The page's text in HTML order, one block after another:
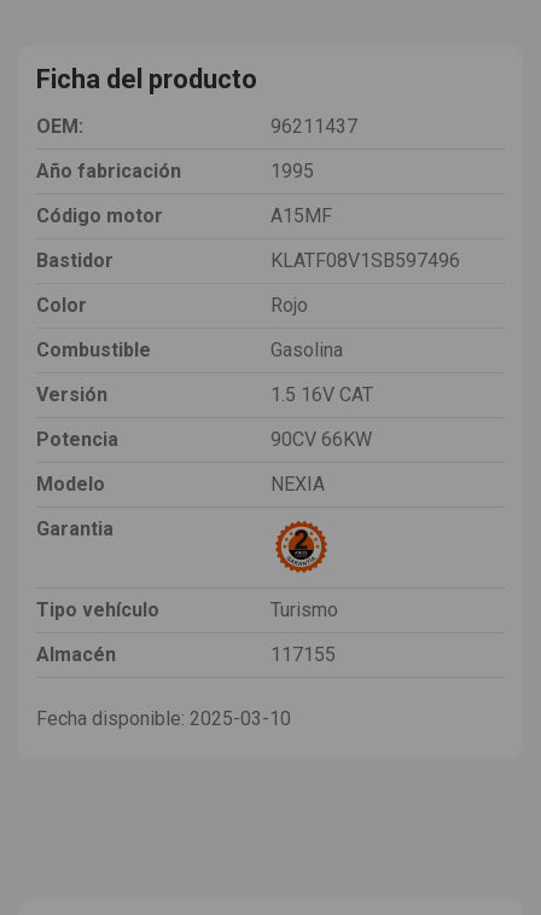
Ficha del producto
OEM:
96211437
Año fabricación
1995
Código motor
A15MF
Bastidor
KLATF08V1SB597496
Color
Rojo
Combustible
Gasolina
Versión
1.5 16V CAT
Potencia
90CV 66KW
Modelo
NEXIA
Garantia
Tipo vehículo
Turismo
Almacén
117155
Fecha disponible: 2025-03-10